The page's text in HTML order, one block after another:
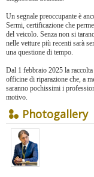
Un segnale preoccupante è
Sermi, certificazione che
del veicolo. Senza non si
nelle vetture più recenti sarà
una questione di tempo.
Dal 1 febbraio 2025 la
officine di riparazione che, a
saranno pochissimi i
motivo.
Photogallery